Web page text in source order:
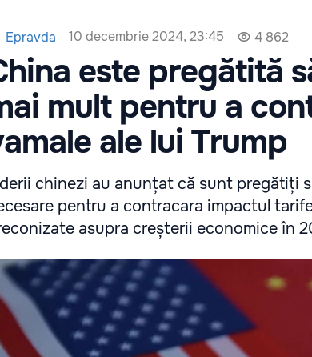
Epravda 10 decembrie 2024, 23:45 4 862
este pregătită
mult pentru a
ale lui Trump
chinezi au anunțat că sunt pregătiți
pentru a contracara impactul
asupra creșterii economice în